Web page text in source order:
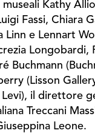
Kathy
Fassi, Chiara
Linn e Lennart
Buchmann
(Lisson
Levi), il direttore
Treccani
Leone.